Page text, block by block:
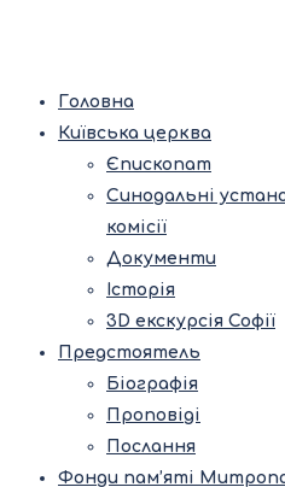
Головна
Київська церква
Єпископат
Синодальні
комісії
Документи
Історія
3D екскурсія Софії
Предстоятель
Біографія
Проповіді
Послання
Фонди пам’яті